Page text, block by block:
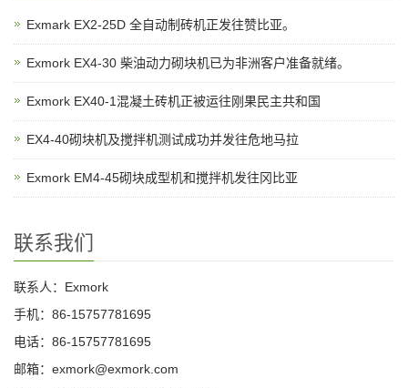
Exmark EX2-25D 全自动制砖机正发往赞比亚。
Exmork EX4-30 柴油动力砌块机已为非洲客户准备就绪。
Exmork EX40-1混凝土砖机正被运往刚果民主共和国
EX4-40砌块机及搅拌机测试成功并发往危地马拉
Exmork EM4-45砌块成型机和搅拌机发往冈比亚
联系我们
联系人：Exmork
手机：86-15757781695
电话：86-15757781695
邮箱：exmork@exmork.com